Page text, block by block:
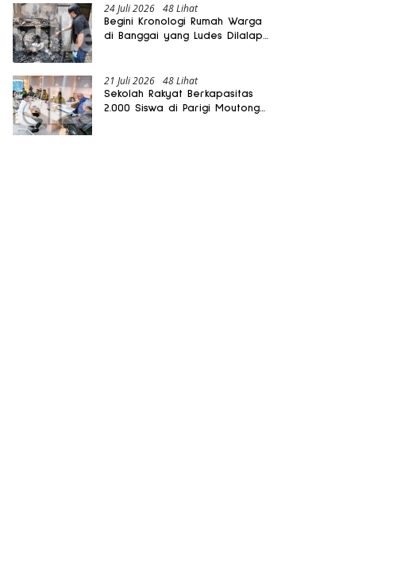
24 Juli 2026 48 Lihat
Begini Kronologi Rumah Warga
di Banggai yang Ludes Dilalap
21 Juli 2026 48 Lihat
Sekolah Rakyat Berkapasitas
2.000 Siswa di Parigi Moutong